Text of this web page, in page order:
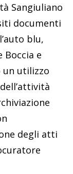
Sangiuliano
documenti
blu,
e
un utilizzo
degli atti